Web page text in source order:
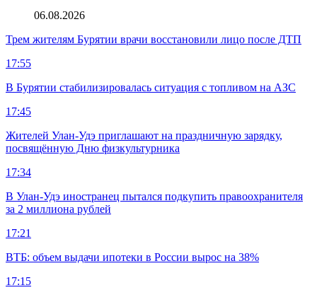
06.08.2026
Трем жителям Бурятии врачи восстановили лицо после ДТП
17:55
В Бурятии стабилизировалась ситуация с топливом на АЗС
17:45
Жителей Улан-Удэ приглашают на праздничную зарядку,
посвящённую Дню физкультурника
17:34
В Улан-Удэ иностранец пытался подкупить правоохранителя
за 2 миллиона рублей
17:21
ВТБ: объем выдачи ипотеки в России вырос на 38%
17:15